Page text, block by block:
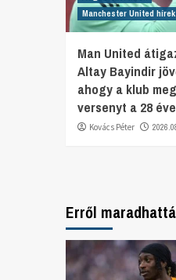
Manchester United hírek
Man United
Altay Bayindir
ahogy a klub
versenyt a 28
Kovács Péter
Erről